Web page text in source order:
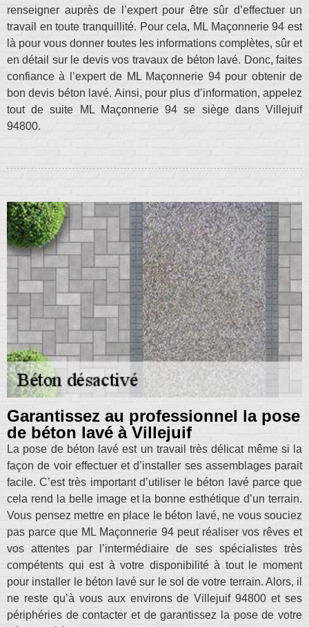
renseigner auprès de l’expert pour être sûr d’effectuer un
travail en toute tranquillité. Pour cela, ML Maçonnerie 94 est
là pour vous donner toutes les informations complètes, sûr et
en détail sur le devis vos travaux de béton lavé. Donc, faites
confiance à l’expert de ML Maçonnerie 94 pour obtenir de
bon devis béton lavé. Ainsi, pour plus d’information, appelez
tout de suite ML Maçonnerie 94 se siège dans Villejuif
94800.
Garantissez au professionnel la pose
de béton lavé à Villejuif
La pose de béton lavé est un travail très délicat même si la
façon de voir effectuer et d’installer ses assemblages parait
facile. C’est très important d’utiliser le béton lavé parce que
cela rend la belle image et la bonne esthétique d’un terrain.
Vous pensez mettre en place le béton lavé, ne vous souciez
pas parce que ML Maçonnerie 94 peut réaliser vos rêves et
vos attentes par l’intermédiaire de ses spécialistes très
compétents qui est à votre disponibilité à tout le moment
pour installer le béton lavé sur le sol de votre terrain. Alors, il
ne reste qu’à vous aux environs de Villejuif 94800 et ses
périphéries de contacter et de garantissez la pose de votre